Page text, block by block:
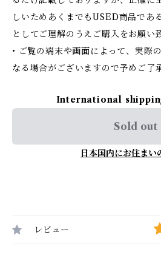
しいためあくまでもUSED商品であ
としてご理解のうえご購入をお願い
• ご覧の端末や画面によって、実際
なる場合がございますので予めご了
International
Sold out
日本国内にお住まい
レビュー